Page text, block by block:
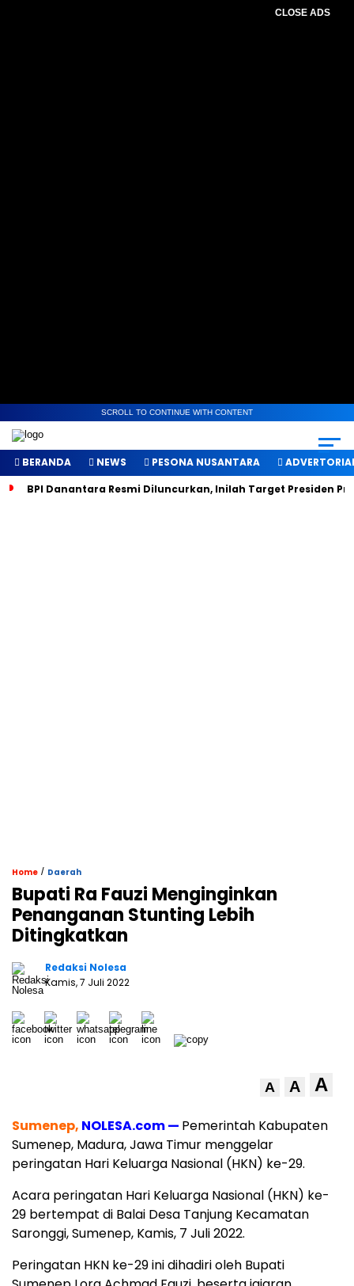
CLOSE ADS
SCROLL TO CONTINUE WITH CONTENT
BERANDA NEWS PESONA NUSANTARA
BPI Danantara Resmi Diluncurkan, Inilah Target Presiden
Home / Daerah
Bupati Ra Fauzi Menginginkan
Penanganan Stunting Lebih
Ditingkatkan
Redaksi Nolesa
Kamis, 7 Juli 2022
A A A
Sumenep, NOLESA.com — Pemerintah Kabupaten
Sumenep, Madura, Jawa Timur menggelar
peringatan Hari Keluarga Nasional (HKN) ke-29.
Acara peringatan Hari Keluarga Nasional (HKN) ke-
29 bertempat di Balai Desa Tanjung Kecamatan
Saronggi, Sumenep, Kamis, 7 Juli 2022.
Peringatan HKN ke-29 ini dihadiri oleh Bupati